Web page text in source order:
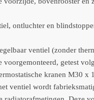
ontluchter en
ventiel (zonder
voorgemonteerd, getest
kranen M30 x
ventiel wordt